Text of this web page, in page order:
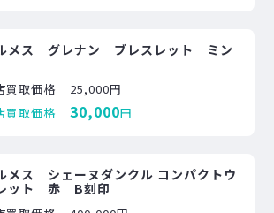
メス グレナン ブレスレット ミン
買取価格
25,000円
買取価格
30,000円
メス シェーヌダンクル コンパクトウ
ット 赤 B刻印